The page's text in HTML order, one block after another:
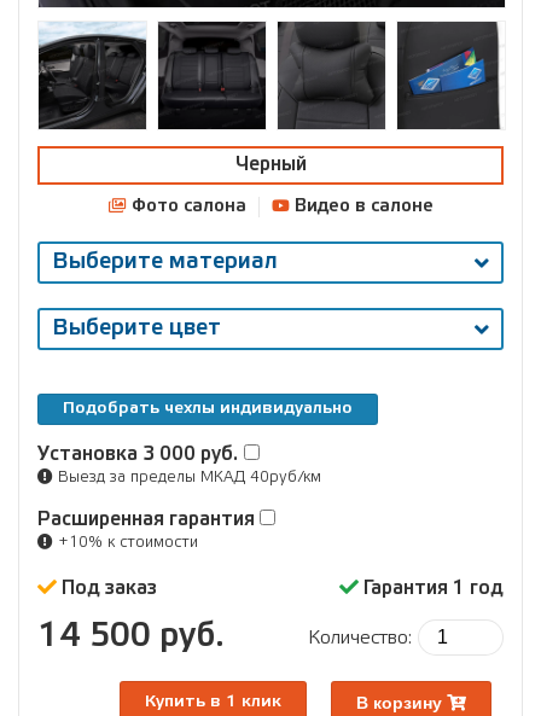
Черный
Фото салона Видео в салоне
Выберите материал
Выберите цвет
Подобрать чехлы индивидуально
Установка 3 000 руб.
Выезд за пределы МКАД 40руб/км
Расширенная гарантия
+10% к стоимости
Под заказ Гарантия 1 год
14 500 руб. Количество:
Купить в 1 клик В корзину